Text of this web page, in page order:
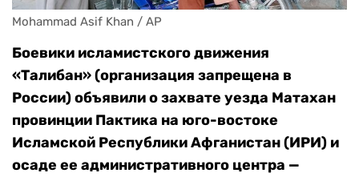
Mohammad Asif Khan / AP
Боевики исламистского движения
«Талибан» (организация запрещена в
России) объявили о захвате уезда Матахан
провинции Пактика на юго-востоке
Исламской Республики Афганистан (ИРИ) и
осаде ее административного центра —